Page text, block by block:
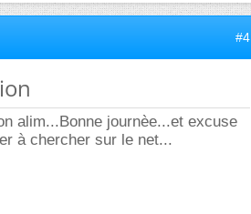
#4
alim...Bonne journèe...et excuse
à chercher sur le net...